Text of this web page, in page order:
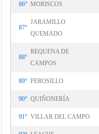
86° MORISCOS
87°
JARAMILLO
QUEMADO
88°
REQUENA DE
CAMPOS
89° PEROSILLO
90° QUIÑONERÍA
91° VILLAR DEL CAMPO